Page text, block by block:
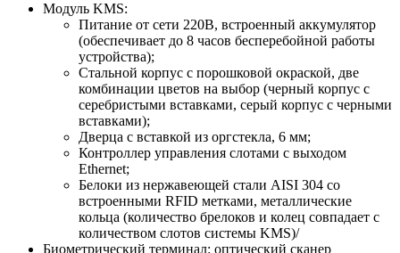
Модуль KMS:
Питание от сети 220В, встроенный аккумулятор
(обеспечивает до 8 часов бесперебойной работы
устройства);
Стальной корпус с порошковой окраской, две
комбинации цветов на выбор (черный корпус с
серебристыми вставками, серый корпус с черными
вставками);
Дверца с вставкой из оргстекла, 6 мм;
Контроллер управления слотами с выходом
Ethernet;
Белоки из нержавеющей стали AISI 304 со
встроенными RFID метками, металлические
кольца (количество брелоков и колец совпадает с
количеством слотов системы KMS)/
Биометрический терминал: оптический сканер